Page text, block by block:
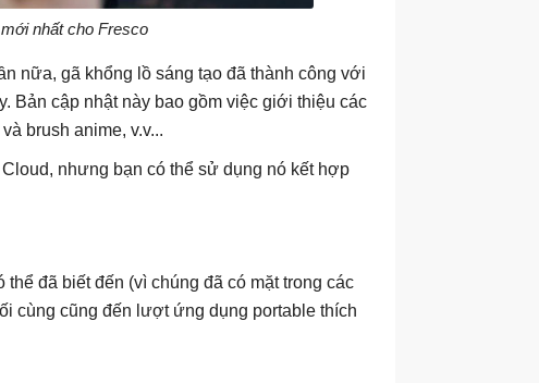
nhất cho Fresco
nữa, gã khổng lồ sáng tạo đã thành công với
Bản cập nhật này bao gồm việc giới thiệu các
brush anime, v.v...
nhưng bạn có thể sử dụng nó kết hợp
đã biết đến (vì chúng đã có mặt trong các
cùng cũng đến lượt ứng dụng portable thích